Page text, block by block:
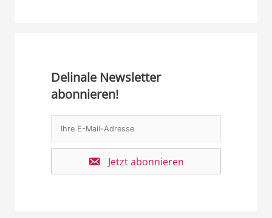
Delinale Newsletter
abonnieren!
Jetzt abonnieren